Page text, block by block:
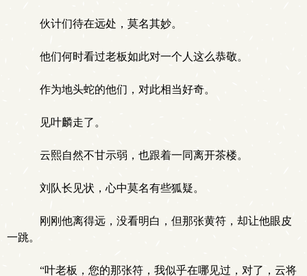
伙计们待在远处，莫名其妙。
他们何时看过老板如此对一个人这么恭敬。
作为地头蛇的他们，对此相当好奇。
见叶麟走了。
云熙自然不甘示弱，也跟着一同离开茶楼。
刘队长见状，心中莫名有些狐疑。
刚刚他离得远，没看明白，但那张黄符，却让他眼皮
一跳。
“叶老板，您的那张符，我似乎在哪见过，对了，云将